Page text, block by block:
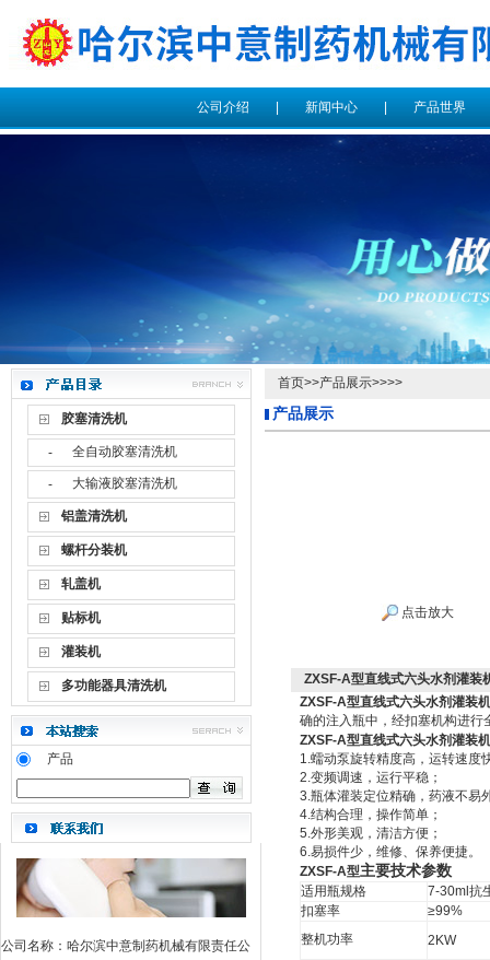
公司介绍 新闻中心 产品世界
胶塞清洗机
- 全自动胶塞清洗机
- 大输液胶塞清洗机
铝盖清洗机
螺杆分装机
轧盖机
贴标机
灌装机
多功能器具清洗机
产品
公司名称：哈尔滨中意制药机械有限责任公
首页>>产品展示>>>>
产品展示
点击放大
ZXSF-A型直线式六头水剂灌装
ZXSF-A型直线式六头水剂灌装
确的注入瓶中，经扣塞机构进行
ZXSF-A型直线式六头水剂灌装
1.蠕动泵旋转精度高，运转速度
2.变频调速，
3.瓶体灌装定位精
4.结构合理，
5.外形美观，
6.易损件少，维修
ZXSF-A型主要技术参数
适用瓶规格
7-30ml抗
扣塞率
≥99%
整机功率
2KW